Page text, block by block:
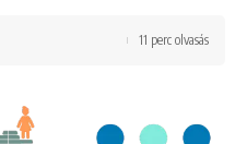
11 perc olvasás